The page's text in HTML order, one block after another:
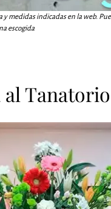
y medidas indicadas en la web.
escogida